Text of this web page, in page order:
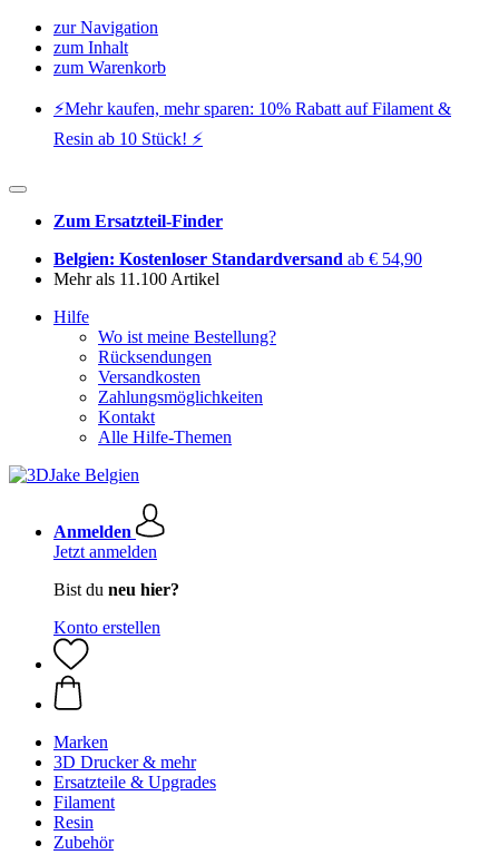
zur Navigation
zum Inhalt
zum Warenkorb
⚡️Mehr kaufen, mehr sparen: 10% Rabatt auf Filament &
Resin ab 10 Stück! ⚡️
Zum Ersatzteil-Finder
Belgien: Kostenloser Standardversand ab € 54,90
Mehr als 11.100 Artikel
Hilfe
Wo ist meine Bestellung?
Rücksendungen
Versandkosten
Zahlungsmöglichkeiten
Kontakt
Alle Hilfe-Themen
Anmelden
Jetzt anmelden
Bist du neu hier?
Konto erstellen
Marken
3D Drucker & mehr
Ersatzteile & Upgrades
Filament
Resin
Zubehör